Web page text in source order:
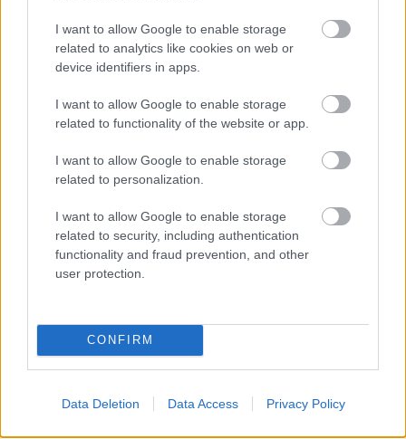
I want to allow Google to enable storage
related to analytics like cookies on web or
device identifiers in apps.
I want to allow Google to enable storage
related to functionality of the website or app.
I want to allow Google to enable storage
related to personalization.
I want to allow Google to enable storage
related to security, including authentication
functionality and fraud prevention, and other
user protection.
CONFIRM
Data Deletion Data Access Privacy Policy
MÉRKŐZÉSE
kezdését.
1 hozzászólás